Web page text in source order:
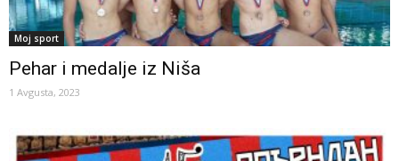
Moj sport
Pehar i medalje iz Niša
1 Avgusta, 2023